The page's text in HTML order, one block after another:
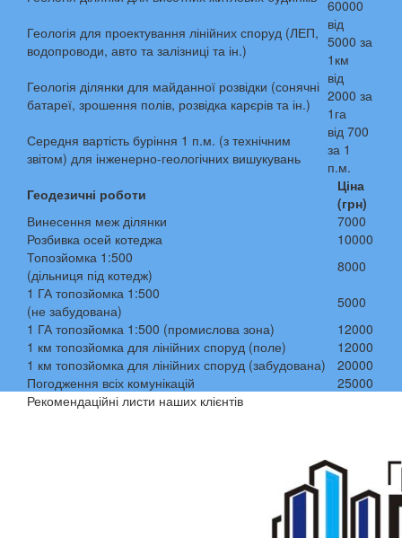
60000
Геологія для проектування лінійних споруд (ЛЕП,
водопроводи, авто та залізниці та ін.)
від
5000 за
1км
Геологія ділянки для майданної розвідки (сонячні
батареї, зрошення полів, розвідка карєрів та ін.)
від
2000 за
1га
Середня вартість буріння 1 п.м. (з технічним
звітом) для інженерно-геологічних вишукувань
від 700
за 1
п.м.
Геодезичні роботи
Ціна
(грн)
Винесення меж ділянки
7000
Розбивка осей котеджа
10000
Топозйомка 1:500
(дільниця під котедж)
8000
1 ГА топозйомка 1:500
(не забудована)
5000
1 ГА топозйомка 1:500 (промислова зона)
12000
1 км топозйомка для лінійних споруд (поле)
12000
1 км топозйомка для лінійних споруд (забудована)
20000
Погодження всіх комунікацій
25000
Рекомендаційні листи наших клієнтів